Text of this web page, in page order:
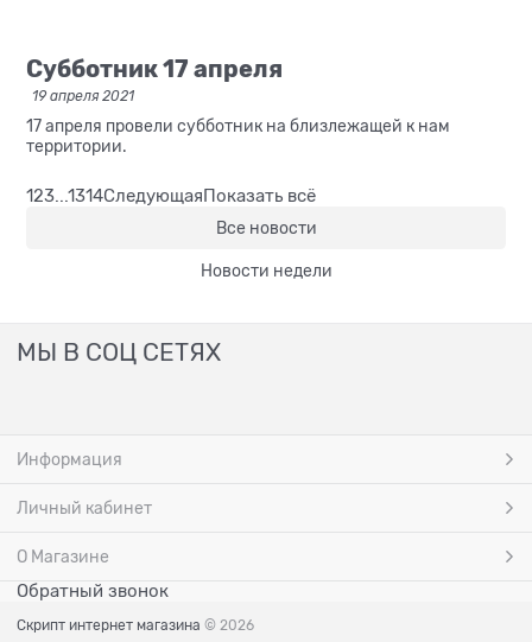
Субботник 17 апреля
19 апреля 2021
17 апреля провели субботник на близлежащей к нам
территории.
123 1314СледующаяПоказать всё
Все новости
Новости недели
МЫ В СОЦ СЕТЯХ
Информация
Личный кабинет
О Магазине
Обратный звонок
Скрипт интернет магазина © 2026